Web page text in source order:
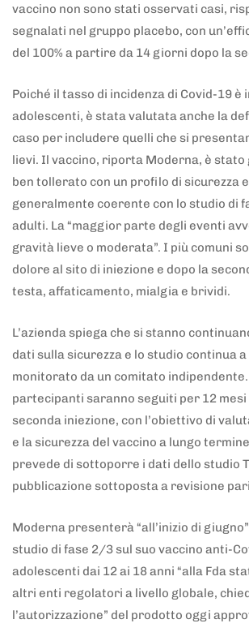
vaccino non sono stati osservati casi,
segnalati nel gruppo placebo, con
del 100% a partire da 14 giorni dopo la
Poiché il tasso di incidenza di Covid-19 è
adolescenti, è stata valutata anche la
caso per includere quelli che si
lievi. Il vaccino, riporta Moderna, è
ben tollerato con un profilo di sicurezza
generalmente coerente con lo studio di
adulti. La “maggior parte degli eventi
gravità lieve o moderata”. I più comuni
dolore al sito di iniezione e dopo la
testa, affaticamento, mialgia e brividi.
L’azienda spiega che si stanno
dati sulla sicurezza e lo studio continua
monitorato da un comitato
partecipanti saranno seguiti per 12 mesi
seconda iniezione, con l’obiettivo di
e la sicurezza del vaccino a lungo
prevede di sottoporre i dati dello studio
pubblicazione sottoposta a revisione
Moderna presenterà “all’inizio di
studio di fase 2/3 sul suo vaccino anti-
adolescenti dai 12 ai 18 anni “alla Fda
altri enti regolatori a livello globale,
l’autorizzazione” del prodotto oggi